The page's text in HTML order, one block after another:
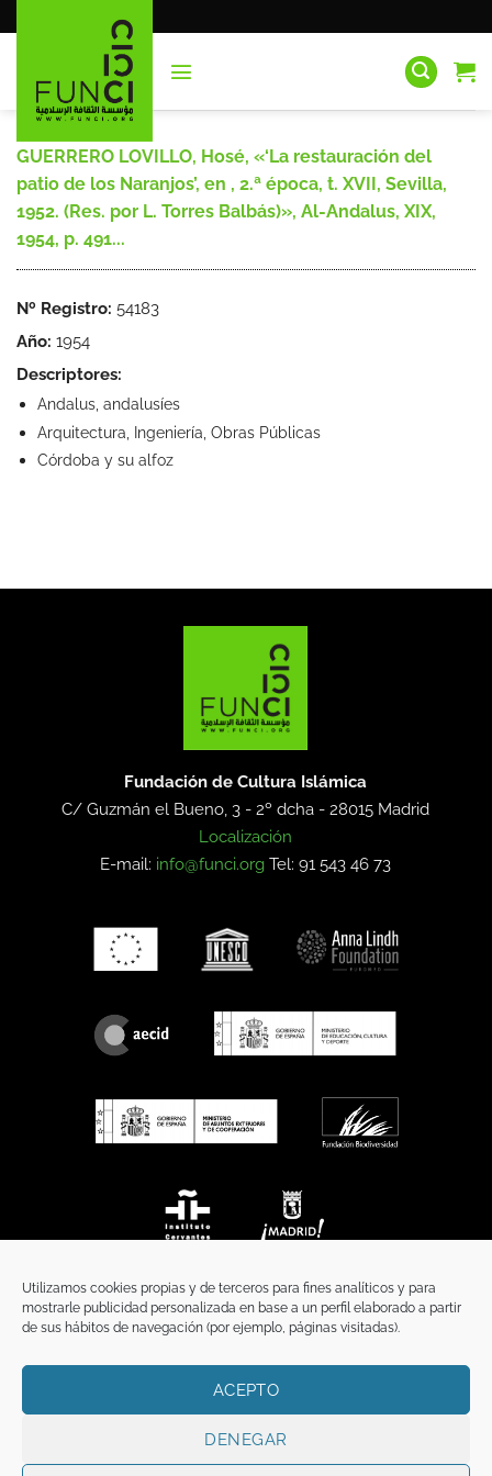
Utilizamos cookies propias y de terceros para fines analíticos y para
mostrarle publicidad personalizada en base a un perfil elaborado a partir
de sus hábitos de navegación (por ejemplo, páginas visitadas).
ACEPTO
DENEGAR
al
GUERRERO LOVILLO, Hosé, «‘La restauración del
patio de los Naranjos’, en , 2.ª época, t. XVII, Sevilla,
1952. (Res. por L. Torres Balbás)», Al-Andalus, XIX,
1954, p. 491...
Nº Registro: 54183
Año: 1954
Descriptores:
Andalus, andalusíes
Arquitectura, Ingeniería, Obras Públicas
Córdoba y su alfoz
Fundación de Cultura Islámica
C/ Guzmán el Bueno, 3 - 2º dcha -28015 Madrid
Localización
E-mail: info@funci.org Tel: 91 543 46 73
TÉRMINOS Y CONDICIONES
Copyright 2026 ©FunciFUNCI es titular de los derechos de propiedad